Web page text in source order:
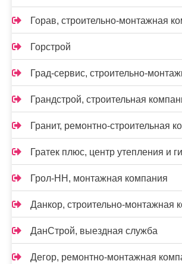
Горав, строительно-монтажная
Горстрой
Град-сервис, строительно-
Грандстрой, строительная
Гранит, ремонтно-строительная
Гратек плюс, центр утепления и
Грол-НН, монтажная компания
Данкор, строительно-монтажная
ДанСтрой, выездная служба
Дегор, ремонтно-монтажная